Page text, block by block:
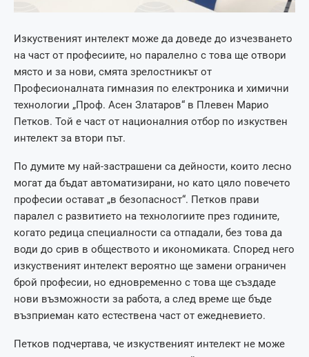
Изкуственият интелект може да доведе до изчезването
на част от професиите, но паралелно с това ще отвори
място и за нови, смята зрелостникът от
Професионалната гимназия по електроника и химични
технологии „Проф. Асен Златаров“ в Плевен Марио
Петков. Той е част от националния отбор по изкуствен
интелект за втори път.
По думите му най-застрашени са дейности, които лесно
могат да бъдат автоматизирани, но като цяло повечето
професии остават „в безопасност“. Петков прави
паралел с развитието на технологиите през годините,
когато редица специалности са отпадали, без това да
води до срив в обществото и икономиката. Според него
изкуственият интелект вероятно ще замени ограничен
брой професии, но едновременно с това ще създаде
нови възможности за работа, а след време ще бъде
възприеман като естествена част от ежедневието.
Петков подчертава, че изкуственият интелект не може